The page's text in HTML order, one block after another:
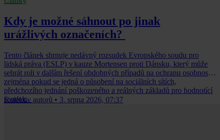
Kdy je možné sáhnout po jinak
urážlivých označeních?
Tento článek shrnuje nedávný rozsudek Evropského soudu pro
lidská práva (ESLP) v kauze Mortensen proti Dánsku, který může
sehrát roli v dalším řešení obdobných případů na ochranu osobnosti,
zejména pokud se jedná o působení na sociálních sítích,
předchozího jednání poškozeného a reálných základů pro hodnotící
úsudek.
Kolektiv autorů • 3. srpna 2026, 07:37